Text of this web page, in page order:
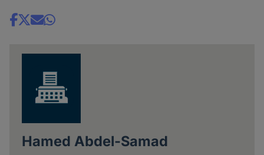
Share
Hamed Abdel-Samad